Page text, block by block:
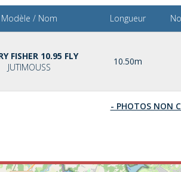
Modèle / Nom Longueur
FISHER 10.95 FLY
JUTIMOUSS
10.50m
- PHOTOS NON